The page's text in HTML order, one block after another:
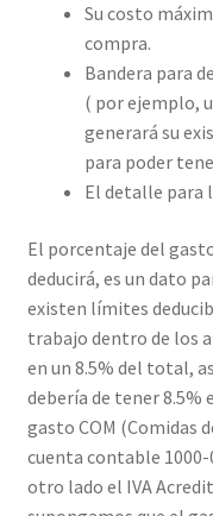
Su costo
compra.
Bandera para
( por ejemplo,
generará su
para poder
El detalle para
El porcentaje del
deducirá, es un dato
existen límites
trabajo dentro de los
en un 8.5% del total,
debería de tener 8.5%
gasto COM (Comidas
cuenta contable
otro lado el IVA